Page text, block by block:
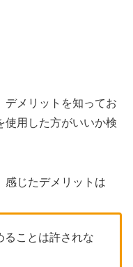
デメリットを知ってお
使用した方がいいか検
感じたデメリットは
ことは許されな